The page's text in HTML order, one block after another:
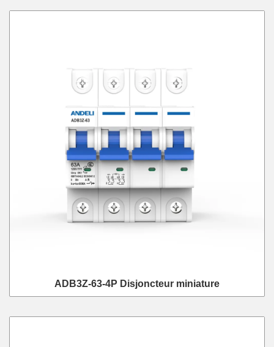
ADB3Z-63-4P Disjoncteur miniature